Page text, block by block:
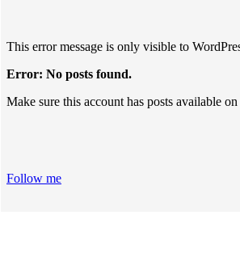
This error message is only visible to
Error: No posts found.
Make sure this account has posts available
Follow me